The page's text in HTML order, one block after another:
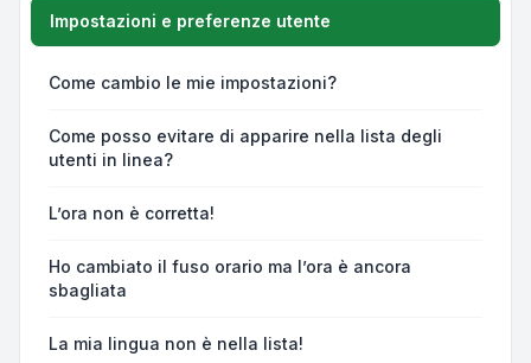
Impostazioni e preferenze utente
Come cambio le mie impostazioni?
Come posso evitare di apparire nella lista degli
utenti in linea?
L’ora non è corretta!
Ho cambiato il fuso orario ma l’ora è ancora
sbagliata
La mia lingua non è nella lista!